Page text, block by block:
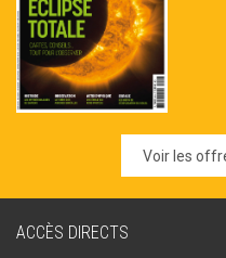
Voir les
ACCÈS DIRECTS